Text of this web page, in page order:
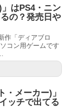
」はPS4・ニン
の？発売日や
作「ディアブロ
コン用ゲームです
・メーカー)」
ッチで出てる